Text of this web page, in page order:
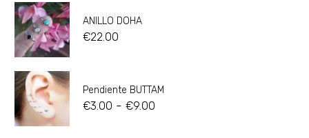
ANILLO DOHA
€22.00
Pendiente BUTTAM
€3.00 - €9.00